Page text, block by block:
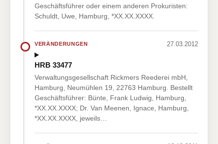
Geschäftsführer oder einem anderen Prokuristen:
Schuldt, Uwe, Hamburg, *XX.XX.XXXX.
VERÄNDERUNGEN 27.03.2012
HRB 33477
Verwaltungsgesellschaft Rickmers Reederei mbH,
Hamburg, Neumühlen 19, 22763 Hamburg. Bestellt
Geschäftsführer: Bünte, Frank Ludwig, Hamburg,
*XX.XX.XXXX; Dr. Van Meenen, Ignace, Hamburg,
*XX.XX.XXXX, jeweils…